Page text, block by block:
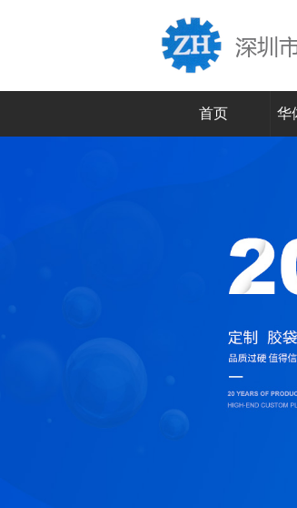
首页 华